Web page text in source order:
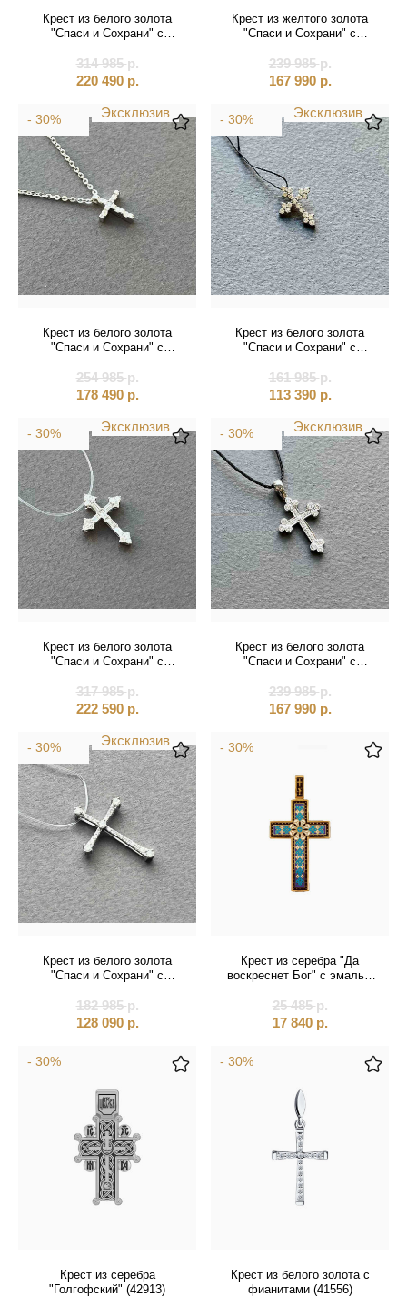
Именные:
Женские имена
Мужские имена
Крест из белого золота
"Спаси и Сохрани" с
314 985р.
220 490 р.
Крест из желтого золота
"Спаси и Сохрани" с
239 985р.
167 990 р.
Эксклюзив
- 30%
Крест из белого золота
"Спаси и Сохрани" с
(41580)
254 985р.
178 490 р.
Эксклюзив
- 30%
Крест из белого золота
"Спаси и Сохрани" с
161 985р.
113 390 р.
Эксклюзив
- 30%
Крест из белого золота
"Спаси и Сохрани" с
317 985р.
222 590 р.
Эксклюзив
- 30%
Крест из белого золота
"Спаси и Сохрани" с
239 985р.
167 990 р.
Эксклюзив
- 30%
Крест из белого золота
"Спаси и Сохрани" с
182 985р.
128 090 р.
- 30%
Крест из серебра "Да
воскреснет Бог" с эмалью
25 485р.
17 840 р.
- 30%
Крест из серебра
"Голгофский" (42913)
- 30%
Крест из белого золота с
фианитами (41556)